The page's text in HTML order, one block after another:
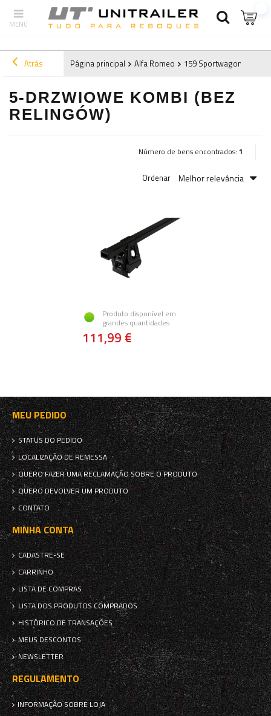
Atrás Página principal Alfa Romeo 159 Sportwagon (2006-
5-DRZWIOWE KOMBI (BEZ
RELINGÓW)
Número de bens encontrados: 1
Ordenar Melhor relevância
Produto disponível em
grandes quantidades
111,99 €
MEU PEDIDO
STATUS DO PEDIDO
LOCALIZAÇÃO DE REMESSA
QUERO FAZER UMA RECLAMAÇÃO SOBRE O PRODUTO
QUERO DEVOLVER UM PRODUTO
CONTATO
MINHA CONTA
CADASTRE-SE
CARRINHO
LISTA DE COMPRAS
LISTA DOS PRODUTOS COMPRADOS
HISTÓRICO DE TRANSAÇÕES
MEUS DESCONTOS
NEWSLETTER
REGULAMENTO
INFORMAÇÃO SOBRE LOJA